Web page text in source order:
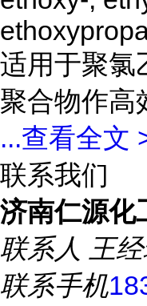
适用于聚氯
聚合物作高
...查看全文
联系我们
济南仁源化
联系人 王
联系手机